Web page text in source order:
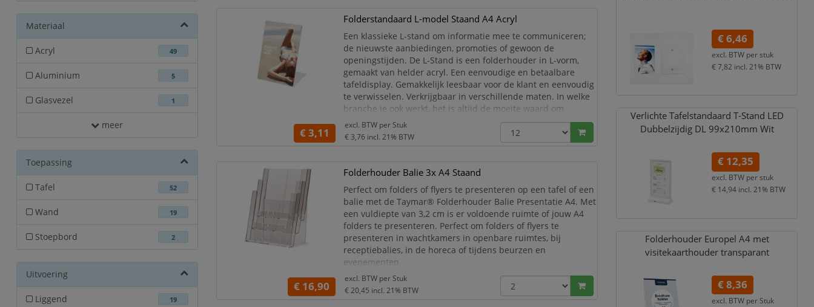
Materiaal
Acryl 49
Aluminium 5
Glasvezel 1
meer
Toepassing
Tafel 52
Wand 19
Stoepbord 2
Uitvoering
Liggend 19
Folderstandaard L-model Staand A4 Acryl
Een klassieke L-stand om informatie mee te communiceren;
de nieuwste aanbiedingen, promoties of gewoon de
openingstijden. De L-Stand is een folderhouder in L-vorm,
gemaakt van helder acryl. Een eenvoudige en betaalbare
tafeldisplay. Gemakkelijk leesbaar voor de klant en eenvoudig
te verwisselen. Verkrijgbaar in verschillende maten. In welke
branche je ook werkt, het is altijd de moeite waard om
gedrukte informatie met de L-Stand te presenteren!
€ 3,11
excl. BTW per Stuk
€ 3,76 incl. 21% BTW
Folderhouder Balie 3x A4 Staand
Perfect om folders of flyers te presenteren op een tafel of een
balie met de Taymar® Folderhouder Balie Presentatie A4. Met
een vuldiepte van 3,2 cm is er voldoende ruimte of jouw A4
folders te presenteren. Perfect om folders of flyers te
presenteren in wachtkamers in openbare ruimtes, bij
receptiebalies, in de horeca of tijdens beurzen en
evenementen.
Geschikt voor balie presentatie
3x A4 staand
€ 16,90
excl. BTW per Stuk
€ 20,45 incl. 21% BTW
€ 6,46
excl. BTW perstuk
€ 7,82 incl. 21% BTW
Verlichte Tafelstandaard T-Stand LED
Dubbelzijdig DL 99x210mm Wit
€ 12,35
excl. BTW perstuk
€ 14,94 incl. 21% BTW
Folderhouder Europel A4 met
visitekaarthouder transparant
€ 8,36
excl. BTW per Stuk